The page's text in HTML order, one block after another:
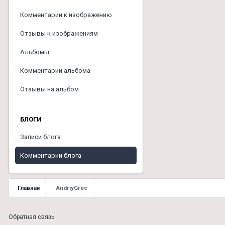
Комментарии к изображению
Отзывы к изображениям
Альбомы
Комментарии альбома
Отзывы на альбом
БЛОГИ
Записи блога
Комментарии блога
Главная AndriyGrec
Обратная связь